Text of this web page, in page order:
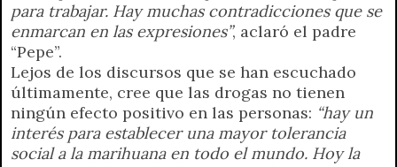
para trabajar. Hay muchas contradicciones que se
enmarcan en las expresiones”, aclaró el padre
“Pepe”.
Lejos de los discursos que se han escuchado
últimamente, cree que las drogas no tienen
ningún efecto positivo en las personas: “hay un
interés para establecer una mayor tolerancia
social a la marihuana en todo el mundo. Hoy la